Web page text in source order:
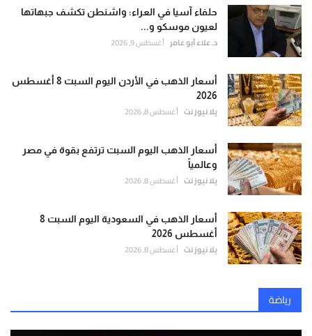
حلفاء آسيا في العراء: واشنطن تكشف جبهاتها
لعيون موسكو و...
د. علاء أبو عامر أغسطس 9, 2026
أسعار الذهب في الأردن اليوم السبت 8 أغسطس
2026
يلا نيوز نت أغسطس 8, 2026
أسعار الذهب اليوم السبت ترتفع بقوة في مصر
وعالمياً
يلا نيوز نت أغسطس 8, 2026
أسعار الذهب في السعودية اليوم السبت 8
أغسطس 2026
يلا نيوز نت أغسطس 8, 2026
رياضة